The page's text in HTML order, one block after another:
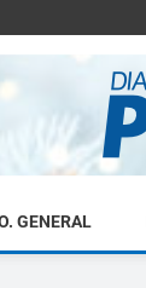
GENERAL